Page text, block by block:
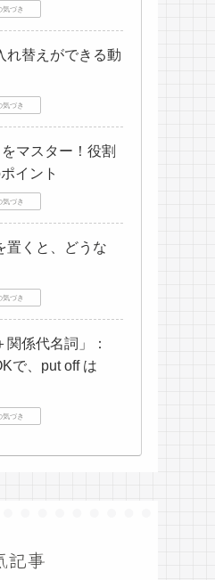
気づき
れ替えができる動
気づき
マスター！役割
イント
気づき
置くと、どうな
気づき
係代名詞」：
で、put off は
気づき
記事